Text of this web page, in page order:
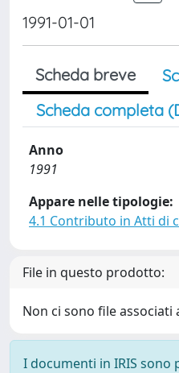
1991-01-01
Scheda breve
Scheda completa
Anno
1991
Appare nelle tipologie:
4.1 Contributo in Atti di
File in questo prodotto:
Non ci sono file
I documenti in IRIS